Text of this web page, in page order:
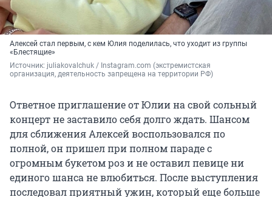
Алексей стал первым, с кем Юлия поделилась, что уходит из группы
«Блестящие»
Источник: juliakovalchuk / Instagram.com (экстремистская
организация, деятельность запрещена на территории РФ)
Ответное приглашение от Юлии на свой сольный
концерт не заставило себя долго ждать. Шансом
для сближения Алексей воспользовался по
полной, он пришел при полном параде с
огромным букетом роз и не оставил певице ни
единого шанса не влюбиться. После выступления
последовал приятный ужин, который еще больше